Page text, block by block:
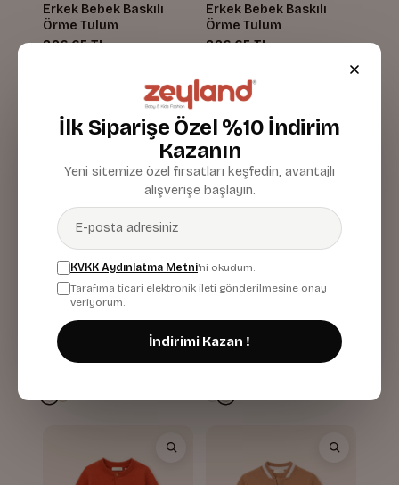
Erkek Bebek Baskılı
Örme Tulum
826,65 TL
Erkek Bebek Baskılı
Örme Tulum
826,65 TL
Erkek Bebek Köpek
Nakışlı Tulum
İndigo
Nakışlı Tulum
Krem
İlk Siparişe Özel %10 İndirim
Kazanın
Yeni sitemize özel fırsatları keşfedin, avantajlı
alışverişe başlayın.
KVKK Aydınlatma Metni'ni okudum.
Tarafıma ticari elektronik ileti gönderilmesine onay
veriyorum.
İndirimi Kazan !